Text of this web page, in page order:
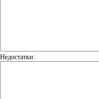
Недостатки: